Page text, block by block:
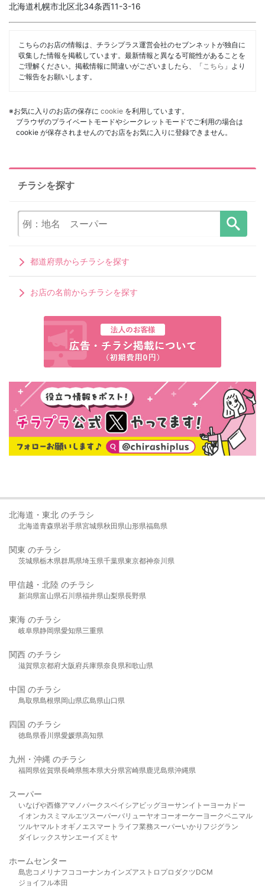
北海道札幌市北区北34条西11-3-16
こちらのお店の情報は、チラシプラス運営会社のセブンネットが独自に
収集した情報を掲載しています。最新情報と異なる可能性があることを
ご理解ください。掲載情報に間違いがございましたら、「 こちら 」より
ご報告をお願いします。
※お気に入りのお店の保存に cookie を利用しています。
ブラウザのプライベートモードやシークレットモードでご利用の場合は
cookie が保存されませんのでお店をお気に入りに登録できません。
チラシを探す
都道府県からチラシを探す
お店の名前からチラシを探す
北海道・東北 のチラシ
北海道青森県岩手県宮城県秋田県山形県福島県
関東 のチラシ
茨城県栃木県群馬県埼玉県千葉県東京都神奈川県
甲信越・北陸 のチラシ
新潟県富山県石川県福井県山梨県長野県
東海 のチラシ
岐阜県静岡県愛知県三重県
関西 のチラシ
滋賀県京都府大阪府兵庫県奈良県和歌山県
中国 のチラシ
鳥取県島根県岡山県広島県山口県
四国 のチラシ
徳島県香川県愛媛県高知県
九州・沖縄 のチラシ
福岡県佐賀県長崎県熊本県大分県宮崎県鹿児島県沖縄県
スーパー
いなげや西條アマノパークスベイシア ビッグヨーサンイトーヨーカドー
イオンカスミ マルエツスーパーバリューヤオコーオーケー ヨークベニマル
ツルヤマルト オギノ エスマート ライフ業務スーパーいかり フジグラン
ダイレックスサンエーイズミヤ
ホームセンター
島忠 コメリ ナフコ コーナンカインズアストロプロダクツDCM
ジョイフル本田